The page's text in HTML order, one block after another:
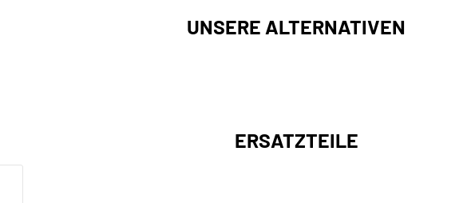
UNSERE ALTERNATIVEN
ERSATZTEILE